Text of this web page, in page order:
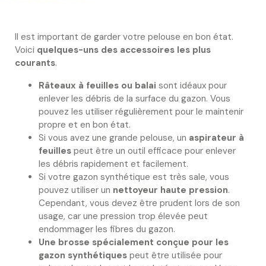
Il est important de garder votre pelouse en bon état.
Voici quelques-uns des accessoires les plus
courants.
Râteaux à feuilles ou balai sont idéaux pour
enlever les débris de la surface du gazon. Vous
pouvez les utiliser régulièrement pour le maintenir
propre et en bon état.
Si vous avez une grande pelouse, un aspirateur à
feuilles peut être un outil efficace pour enlever
les débris rapidement et facilement.
Si votre gazon synthétique est très sale, vous
pouvez utiliser un nettoyeur haute pression.
Cependant, vous devez être prudent lors de son
usage, car une pression trop élevée peut
endommager les fibres du gazon.
Une brosse spécialement conçue pour les
gazon synthétiques peut être utilisée pour